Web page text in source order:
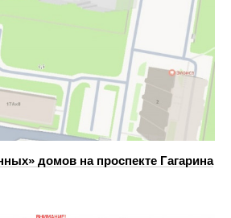
домов на проспекте Гагарина